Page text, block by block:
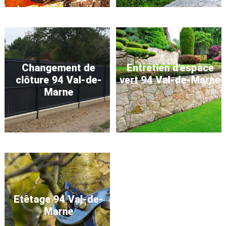
Changement de
clôture 94 Val-de-
Marne
Entretien d'espace
vert 94 Val-de-Marne
Etêtage 94 Val-de-
Marne